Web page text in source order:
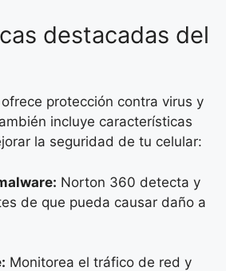
destacadas del
protección contra virus y
incluye características
la seguridad de tu celular:
Norton 360 detecta y
de que pueda causar daño a
Monitorea el tráfico de red y